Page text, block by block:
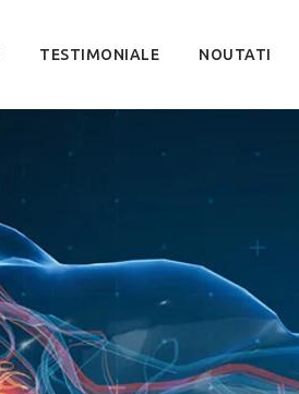
TESTIMONIALE NOUTATI